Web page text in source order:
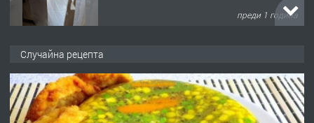
преди 1 година
преди 1 година
Случайна рецепта